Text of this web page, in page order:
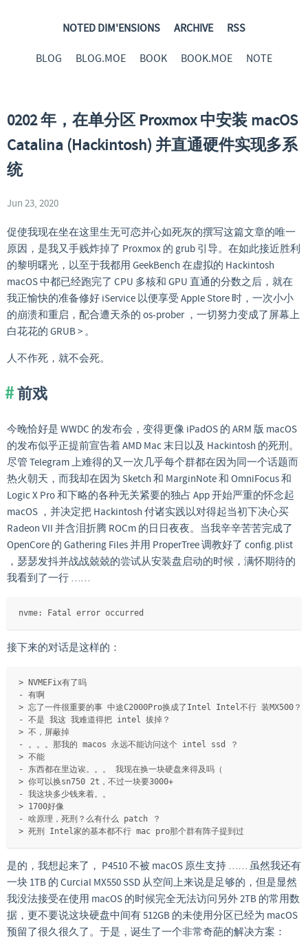
NOTED DIM'ENSIONS ARCHIVE RSS
BLOG BLOG.MOE BOOK BOOK.MOE NOTE
0202 年，在单分区 Proxmox 中安装 macOS
Catalina (Hackintosh) 并直通硬件实现多系
统
Jun 23, 2020
促使我现在坐在这里生无可恋并心如死灰的撰写这篇文章的唯一
原因，是我又手贱炸掉了 Proxmox 的 grub 引导。在如此接近胜利
的黎明曙光，以至于我都用 GeekBench 在虚拟的 Hackintosh
macOS 中都已经跑完了 CPU 多核和 GPU 直通的分数之后，就在
我正愉快的准备修好 iService 以便享受 Apple Store 时，一次小小
的崩溃和重启，配合遭天杀的 os-prober ，一切努力变成了屏幕上
白花花的 GRUB > 。
人不作死，就不会死。
前戏
今晚恰好是 WWDC 的发布会，变得更像 iPadOS 的 ARM 版 macOS
的发布似乎正提前宣告着 AMD Mac 末日以及 Hackintosh 的死刑。
尽管 Telegram 上难得的又一次几乎每个群都在因为同一个话题而
热火朝天，而我却在因为 Sketch 和 MarginNote 和 OmniFocus 和
Logic X Pro 和下略的各种无关紧要的独占 App 开始严重的怀念起
macOS ，并决定把 Hackintosh 付诸实践以对得起当初下决心买
Radeon VII 并含泪折腾 ROCm 的日日夜夜。当我辛辛苦苦完成了
OpenCore 的 Gathering Files 并用 ProperTree 调教好了 config.plist
，瑟瑟发抖并战战兢兢的尝试从安装盘启动的时候，满怀期待的
我看到了一行 ……
nvme: Fatal error occurred
接下来的对话是这样的：
> NVMEFix有了吗
- 有啊
> 忘了一件很重要的事 中途C2000Pro换成了Intel Intel不行 装MX500？
- 不是 我这 我难道得把 intel 拔掉？
> 不，屏蔽掉
- 。。。那我的 macos 永远不能访问这个 intel ssd ？
> 不能
- 东西都在里边诶。。。 我现在换一块硬盘来得及吗（
> 你可以换sn750 2t，不过一块要3000+
- 我这块多少钱来着。。
> 1700好像
- 啥原理，死刑？么有什么 patch ？
> 死刑 Intel家的基本都不行 mac pro那个群有阵子提到过
是的，我想起来了， P4510 不被 macOS 原生支持 …… 虽然我还有
一块 1TB 的 Curcial MX550 SSD 从空间上来说是足够的，但是显然
我没法接受在使用 macOS 的时候完全无法访问另外 2TB 的常用数
据，更不要说这块硬盘中间有 512GB 的未使用分区已经为 macOS
预留了很久很久了。于是，诞生了一个非常奇葩的解决方案：